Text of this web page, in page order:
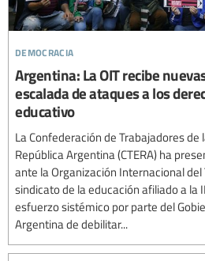
democracia
Argentina: La OIT recibe
escalada de ataques a los
educativo
La Confederación de Trabajadores de
República Argentina (CTERA) ha
ante la Organización Internacional del
sindicato de la educación afiliado a la
esfuerzo sistémico por parte del
Argentina de debilitar...